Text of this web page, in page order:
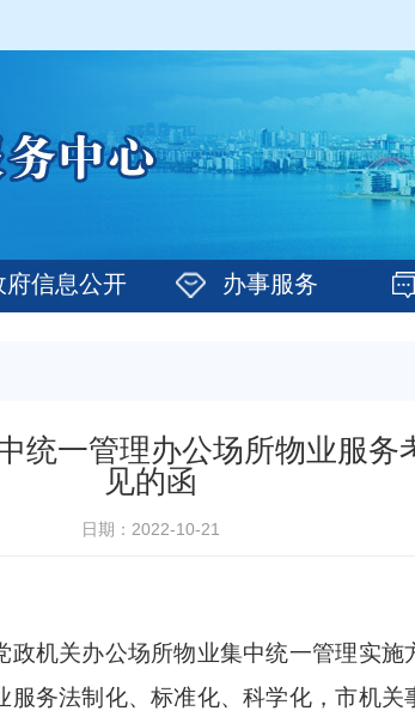
府信息公开 办事服务
统一管理办公场所物业服务
见的函
日期：2022-10-21
关办公场所物业集中统一管理实施
务法制化、标准化、科学化，市机